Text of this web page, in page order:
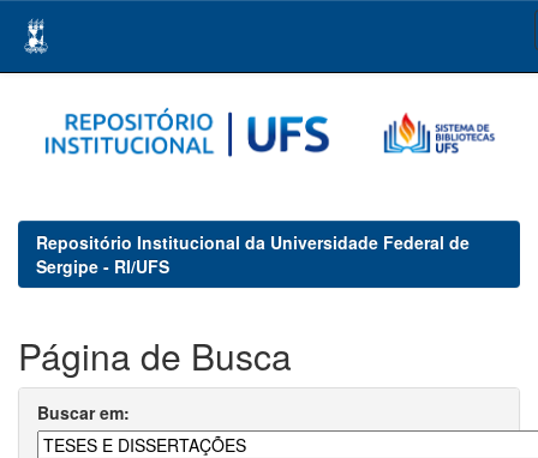
navigation
Repositório Institucional da Universidade Federal de
Sergipe - RI/UFS
Página de Busca
Buscar em: